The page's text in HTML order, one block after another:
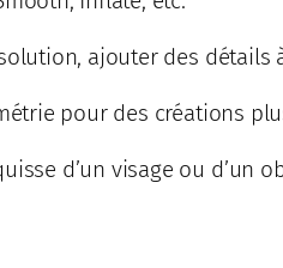
ajouter des détails
pour des créations
d’un visage ou d’un